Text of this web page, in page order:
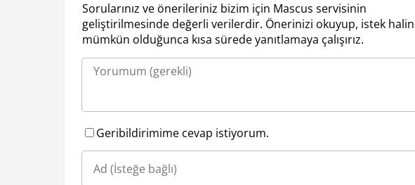
Sorularınız ve önerileriniz bizim için Mascus servisinin
geliştirilmesinde değerli verilerdir. Önerinizi okuyup, istek
mümkün olduğunca kısa sürede yanıtlamaya çalışırız.
Geribildirimime cevap istiyorum.